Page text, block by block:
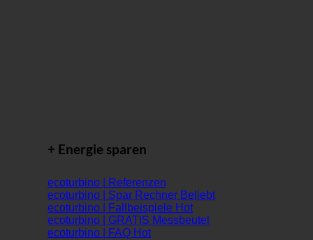
+ Energie sparen
ecoturbino | Referenzen
ecoturbino | Spar Rechner
ecoturbino | Fallbeispiele
ecoturbino | GRATIS Messbeutel
ecoturbino | FAQ